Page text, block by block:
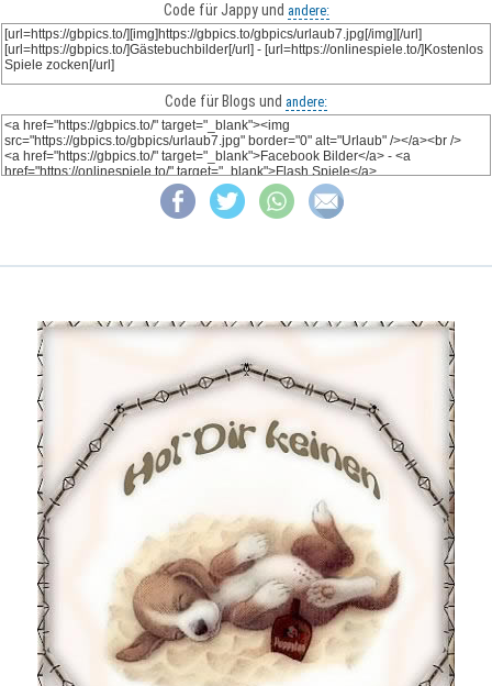
Code für Jappy und andere:
Code für Blogs und andere: